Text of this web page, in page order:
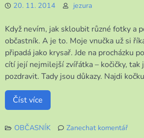
20. 11. 2014 jezura
Když nevím, jak skloubit různé fotky a
občastník. A je to. Moje vnučka už si
připadá jako krysař. Jde na procházku
cítí její nejmilejší zvířátka – kočičky, tak
pozdravit. Tady jsou důkazy. Najdi
Číst více
OBČASNÍK
Zanechat komentář